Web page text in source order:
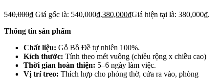
540,000₫ Giá gốc là: 540,000₫.380,000₫Giá hiện tại là: 380,000₫.
Thông tin sản phẩm
Chất liệu: Gỗ Bồ Đề tự nhiên 100%.
Kích thước: Tính theo mét vuông (chiều rộng x chiều cao)
Thời gian hoàn thiện: 5–6 ngày làm việc.
Vị trí treo: Thích hợp cho phòng thờ, cửa ra vào, phòng